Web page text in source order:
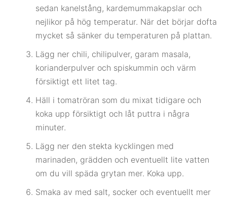
sedan kanelstång, kardemummakapslar och
nejlikor på hög temperatur. När det börjar dofta
mycket så sänker du temperaturen på plattan.
Lägg ner chili, chilipulver, garam masala,
korianderpulver och spiskummin och värm
försiktigt ett litet tag.
Häll i tomatröran som du mixat tidigare och
koka upp försiktigt och låt puttra i några
minuter.
Lägg ner den stekta kycklingen med
marinaden, grädden och eventuellt lite vatten
om du vill späda grytan mer. Koka upp.
Smaka av med salt, socker och eventuellt mer